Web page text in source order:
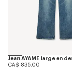
CA$ 835.00